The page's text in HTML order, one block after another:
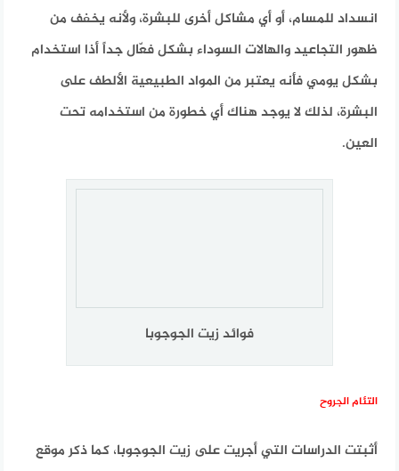
انسداد للمسام، أو أي مشاكل أخرى للبشرة، ولأنه يخفف من
ظهور التجاعيد والهالات السوداء بشكل فعّال جداً أذا استخدام
بشكل يومي فأنه يعتبر من المواد الطبيعية الألطف على
البشرة، لذلك لا يوجد هناك أي خطورة من استخدامه تحت
العين.
فوائد زيت الجوجوبا
التئام الجروح
أثبتت الدراسات التي أجريت على زيت الجوجوبا، كما ذكر موقع